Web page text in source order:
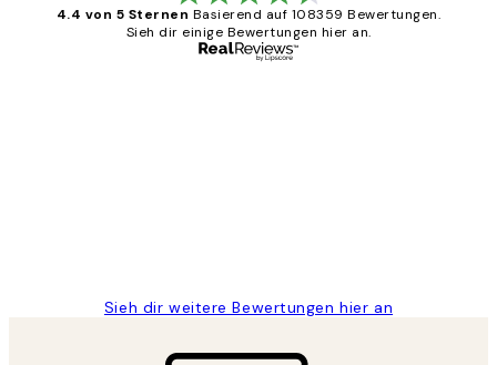
4.4 von 5 Sternen Basierend auf 108359 Bewertungen.
Sieh dir einige Bewertungen hier an.
Sieh dir weitere Bewertungen hier an